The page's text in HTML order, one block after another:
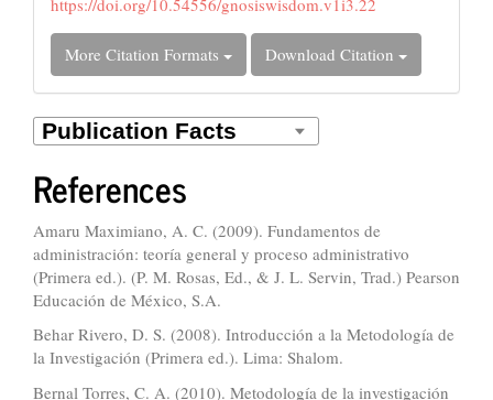
https://doi.org/10.54556/gnosiswisdom.v1i3.22
More Citation Formats Download Citation
References
Amaru Maximiano, A. C. (2009). Fundamentos de
administración: teoría general y proceso administrativo
(Primera ed.). (P. M. Rosas, Ed., & J. L. Servin, Trad.) Pearson
Educación de México, S.A.
Behar Rivero, D. S. (2008). Introducción a la Metodología de
la Investigación (Primera ed.). Lima: Shalom.
Bernal Torres, C. A. (2010). Metodología de la investigación